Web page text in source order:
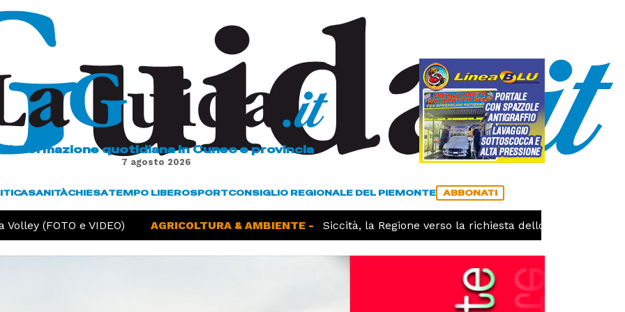
L'informazione quotidiana in Cuneo e provincia
7 agosto 2026
SANITÀCHIESATEMPO LIBEROSPORTCONSIGLIO REGIONALE DEL PIEMONTE ABBONATI
(FOTO e VIDEO) AGRICOLTURA & AMBIENTE - Siccità, la Regione verso la richiesta dello stato di